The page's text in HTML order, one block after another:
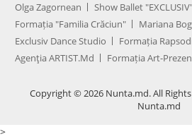
Olga Zagornean
Show Ballet
Formația "Familia Crăciun"
Mariana
Exclusiv Dance Studio
Formația
Agenţia ARTIST.md
Formația Art-
Copyright © 2026 Nunta.md. All
Nunta.md
>